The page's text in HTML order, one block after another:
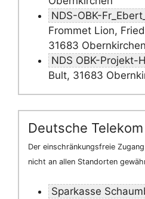
NDS-OBK-
Frommet Lion,
31683 Obernkirchen
NDS OBK-Projekt-
Bult, 31683
Deutsche Telekom
Der einschränkungsfreie
nicht an allen Standorten
Sparkasse